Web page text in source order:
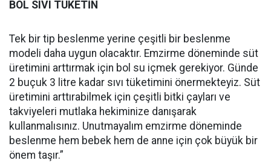
BOL SIVI TÜKETİN
Tek bir tip beslenme yerine çeşitli bir beslenme
modeli daha uygun olacaktır. Emzirme döneminde süt
üretimini arttırmak için bol su içmek gerekiyor. Günde
2 buçuk 3 litre kadar sıvı tüketimini önermekteyiz. Süt
üretimini arttırabilmek için çeşitli bitki çayları ve
takviyeleri mutlaka hekiminize danışarak
kullanmalısınız. Unutmayalım emzirme döneminde
beslenme hem bebek hem de anne için çok büyük bir
önem taşır.”